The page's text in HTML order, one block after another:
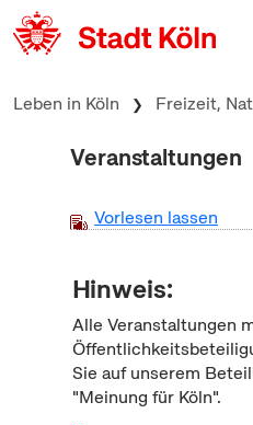
zum Inhalt springen
Leben in Köln Freizeit,
Veranstaltungen
Vorlesen lassen
Hinweis:
Alle Veranstaltungen
Sie auf unserem
"Meinung für Köln".